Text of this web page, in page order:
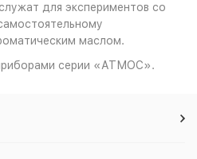
для экспериментов со
маслом.
серии «АТМОС».